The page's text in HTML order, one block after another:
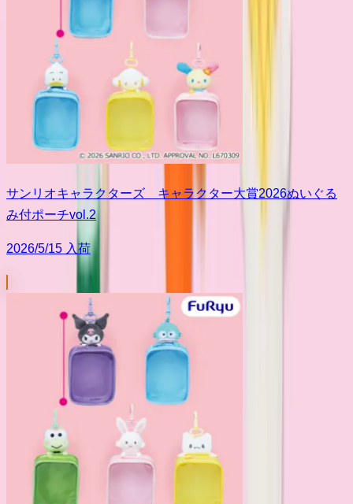
サンリオキャラクターズ キャラクター大賞2026ぬいぐる
み付ポーチvol.2
2026/5/15 入荷